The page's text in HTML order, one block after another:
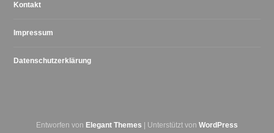
Kontakt
Impressum
Datenschutzerklärung
Entworfen von Elegant Themes | Unterstützt von WordPress